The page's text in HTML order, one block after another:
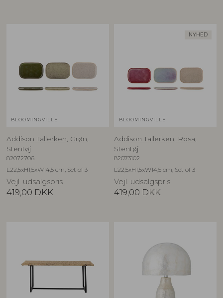
BLOOMINGVILLE
Addison Tallerken, Grøn,
Stentøj
82072706
L22,5xH1,5xW14,5 cm, Set of 3
Vejl. udsalgspris
419,00 DKK
NYHED
BLOOMINGVILLE
Addison Tallerken, Rosa,
Stentøj
82073102
L22,5xH1,5xW14,5 cm, Set of 3
Vejl. udsalgspris
419,00 DKK